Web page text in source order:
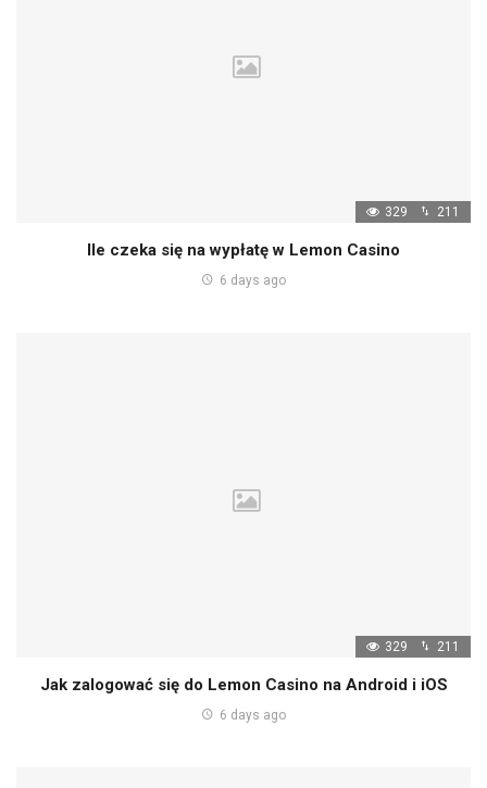
329 211
Ile czeka się na wypłatę w Lemon Casino
6 days ago
329 211
Jak zalogować się do Lemon Casino na Android i iOS
6 days ago